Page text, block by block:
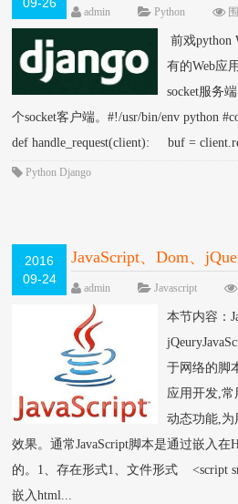
admin Python
前戏python
有的Web应
socket服务
个socket客户端。#!/usr/bin/env python
def handle_request(client): buf =
Python Django
2016
09-24
JavaScript、Dom、
admin Javascript
本节内容：
于网络的脚
应用开发,
动态功能,
效果。通常JavaScript脚本是通过嵌入
的。1、存在形式1、文件形式 <script
嵌入html...